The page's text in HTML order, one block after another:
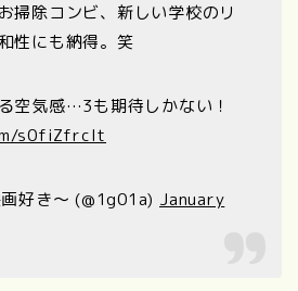
掃除コンビ、新しい学校のリ
性にも納得。笑
空気感…3も期待しかない！
s0fiZfrclt
好き〜 (@1g01a) January